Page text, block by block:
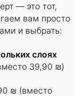
— это тот,
вам просто
и выбрать:
слоях
39,90 ₪)
₪ (вместо